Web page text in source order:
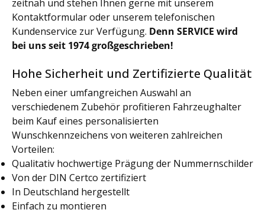
zeitnah und stehen Ihnen gerne mit unserem
Kontaktformular oder unserem telefonischen
Kundenservice zur Verfügung. Denn SERVICE wird
bei uns seit 1974 großgeschrieben!
Hohe Sicherheit und Zertifizierte Qualität
Neben einer umfangreichen Auswahl an
verschiedenem Zubehör profitieren Fahrzeughalter
beim Kauf eines personalisierten
Wunschkennzeichens von weiteren zahlreichen
Vorteilen:
Qualitativ hochwertige Prägung der Nummernschilder
Von der DIN Certco zertifiziert
In Deutschland hergestellt
Einfach zu montieren